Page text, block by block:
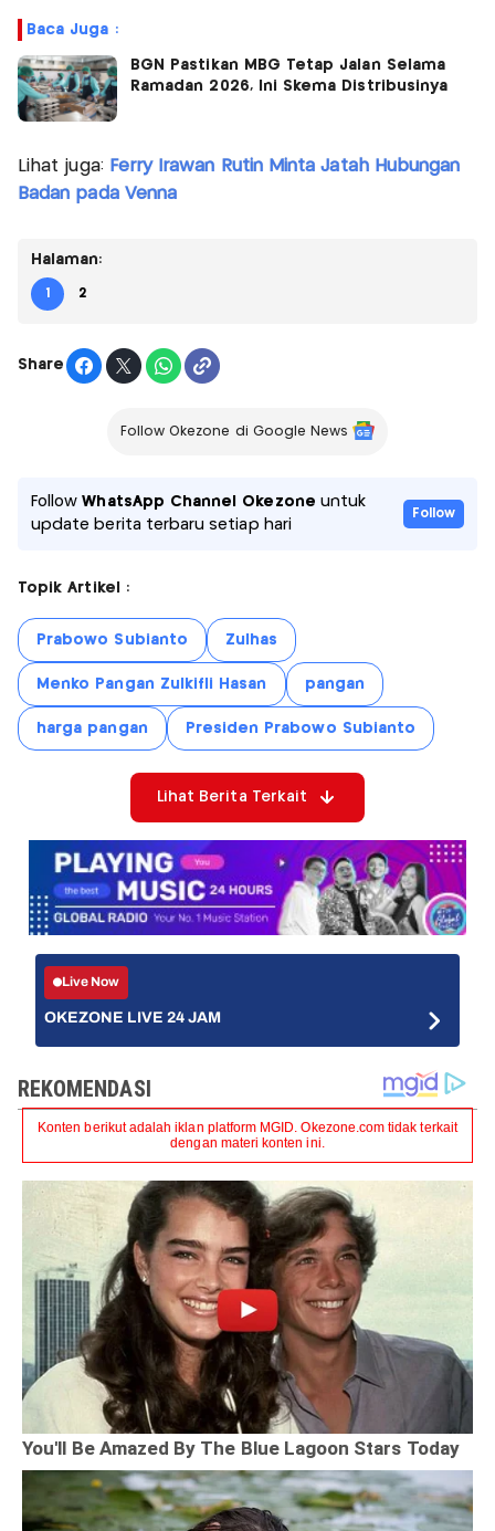
Baca Juga :
BGN Pastikan MBG Tetap Jalan Selama
Ramadan 2026, Ini Skema Distribusinya
Lihat juga: Ferry Irawan Rutin Minta Jatah Hubungan
Badan pada Venna
Halaman:
1 2
Share
Follow Okezone di Google News
FollowWhatsApp Channel Okezone untuk
update berita terbaru setiap hari
Follow
Topik Artikel :
Prabowo Subianto Zulhas
Menko Pangan Zulkifli Hasan pangan
harga pangan Presiden Prabowo Subianto
Lihat Berita Terkait
Live Now
OKEZONE LIVE 24 JAM